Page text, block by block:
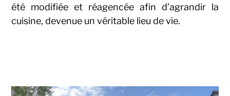
été modifiée et réagencée afin d’agrandir la
cuisine, devenue un véritable lieu de vie.